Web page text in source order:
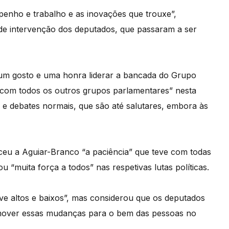
e trabalho e as inovações que trouxe”,
intervenção dos deputados, que passaram a ser
gosto e uma honra liderar a bancada do Grupo
todos os outros grupos parlamentares” nesta
debates normais, que são até salutares, embora às
a Aguiar-Branco “a paciência” que teve com todas
“muita força a todos” nas respetivas lutas políticas.
altos e baixos”, mas considerou que os deputados
essas mudanças para o bem das pessoas no